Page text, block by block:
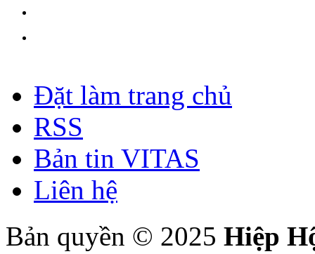
Đặt làm trang chủ
RSS
Bản tin VITAS
Liên hệ
Bản quyền © 2025 Hiệp